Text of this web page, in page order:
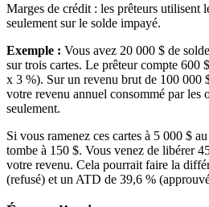
Marges de crédit : les prêteurs utilisent
seulement sur le solde impayé.
Exemple : Vous avez 20 000 $ de
sur trois cartes. Le prêteur compte 600
x 3 %). Sur un revenu brut de 100 000
votre revenu annuel consommé par les
seulement.
Si vous ramenez ces cartes à 5 000 $
tombe à 150 $. Vous venez de libérer
votre revenu. Cela pourrait faire la
(refusé) et un ATD de 39,6 %